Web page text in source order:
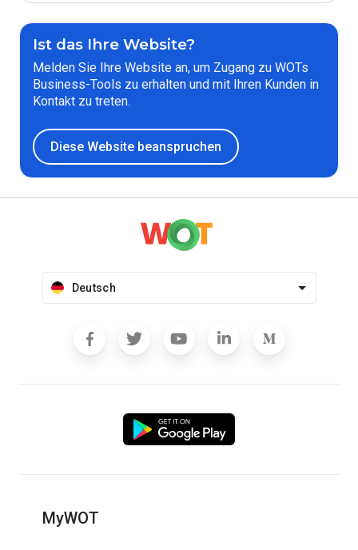
Ist das Ihre Website?
Melden Sie Ihre Website an, um Zugang zu WOTs
Business-Tools zu erhalten und mit Ihren Kunden in
Kontakt zu treten.
Diese Website beanspruchen
Deutsch
MyWOT